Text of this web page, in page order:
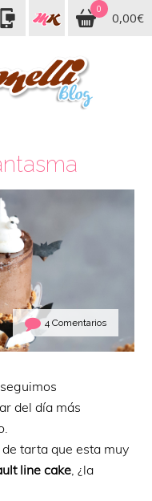
0
0,00€
4 Comentarios
del día más
tarta que esta muy
line cake , ¿la